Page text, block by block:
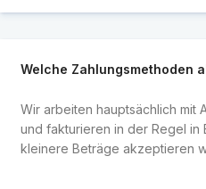
Welche Zahlungsmethoden
Wir arbeiten hauptsächlich mit
und fakturieren in der Regel in
kleinere Beträge akzeptieren